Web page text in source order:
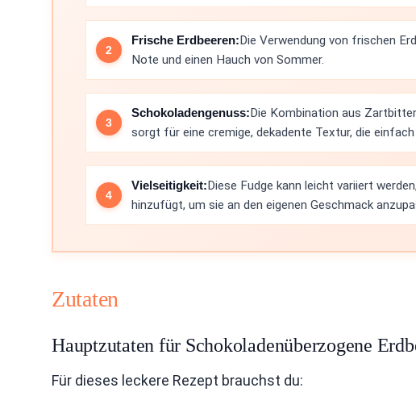
Frische Erdbeeren:Die Verwendung von frischen
Note und einen Hauch von Sommer.
Schokoladengenuss:Die Kombination aus
sorgt für eine cremige, dekadente Textur, die
Vielseitigkeit:Diese Fudge kann leicht variiert
hinzufügt, um sie an den eigenen Geschmack
Zutaten
Hauptzutaten für Schokoladenüberzogene
Für dieses leckere Rezept brauchst du: